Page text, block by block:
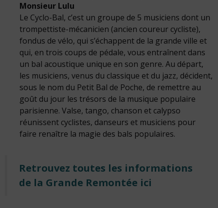
Monsieur Lulu
Le Cyclo-Bal, c’est un groupe de 5 musiciens dont un
trompettiste-mécanicien (ancien coureur cycliste),
fondus de vélo, qui s’échappent de la grande ville et
qui, en trois coups de pédale, vous entraînent dans
un bal acoustique unique en son genre. Au départ,
les musiciens, venus du classique et du jazz, décident,
sous le nom du Petit Bal de Poche, de remettre au
goût du jour les trésors de la musique populaire
parisienne. Valse, tango, chanson et calypso
réunissent cyclistes, danseurs et musiciens pour
faire renaître la magie des bals populaires.
Retrouvez toutes les informations
de la Grande Remontée ici